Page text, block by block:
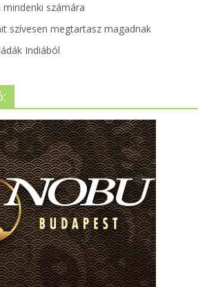
számára
szívesen megtartasz magadnak
Indiából